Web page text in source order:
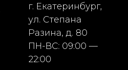
г. Екатеринбург,
ул. Степана
Разина, д. 80
ПН-ВС: 09:00 —
22:00